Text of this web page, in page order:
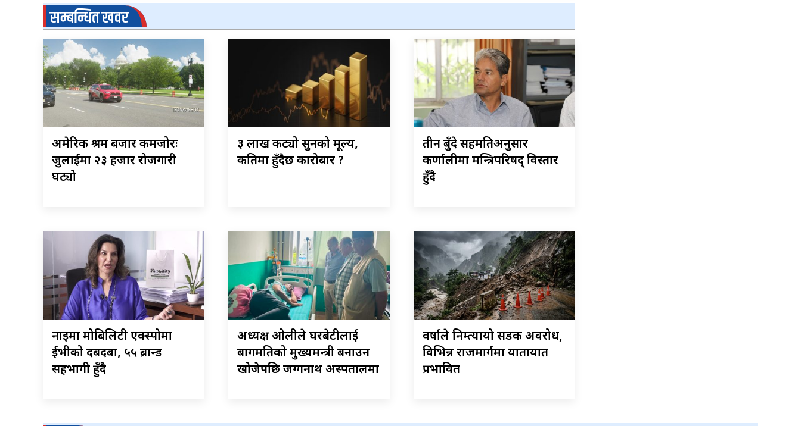
सम्बन्धित खवर
अमेरिकी श्रम बजार कमजोरः
जुलाईमा २३ हजार रोजगारी
घट्यो
३ लाख कट्यो सुनको मूल्य,
कतिमा हुँदैछ कारोबार ?
तीन बुँदे सहमतिअनुसार
कर्णालीमा मन्त्रिपरिषद् विस्तार
हुँदै
नाइमा मोबिलिटी एक्स्पोमा
ईभीको दबदबा, ५५ ब्रान्ड
सहभागी हुँदै
अध्यक्ष ओलीले घरबेटीलाई
बागमतिको मुख्यमन्त्री बनाउन
खोजेपछि जग्गनाथ अस्पतालमा
वर्षाले निम्त्यायो सडक अवरोध,
विभिन्न राजमार्गमा यातायात
प्रभावित